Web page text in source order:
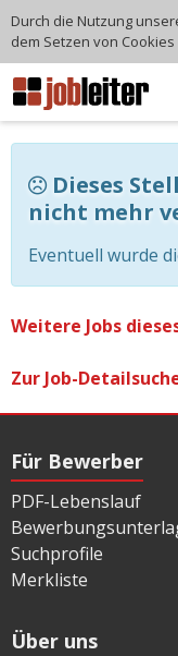
Dieses
nicht mehr
Eventuell wurde
Weitere Jobs
Zur Job-
Für Bewerber
PDF-Lebenslauf
Suchprofile
Merkliste
Über uns
Durch die Nutzung
dem Setzen von